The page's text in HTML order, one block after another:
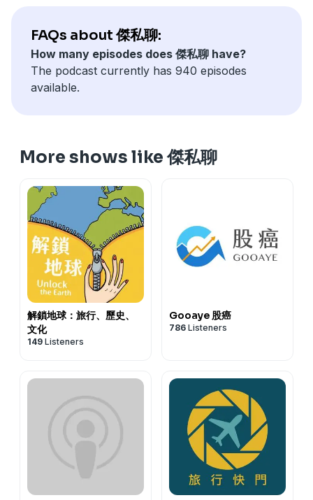
FAQs about 傑私聊:
How many episodes does 傑私聊 have?
The podcast currently has 940 episodes
available.
More shows like 傑私聊
解鎖地球：旅行、歷史、
文化
149 Listeners
Gooaye 股癌
786 Listeners